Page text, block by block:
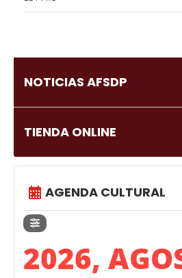
NOTICIAS AFSDP
TIENDA ONLINE
AGENDA CULTURAL
2026,